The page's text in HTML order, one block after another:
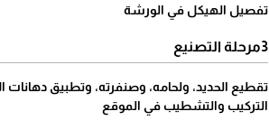
تفصيل الهيكل في الورشة
3مرحلة التصنيع
تقطيع الحديد، ولحامه، وصنفرته، وتطبيق
التركيب والتشطيب في الموقع